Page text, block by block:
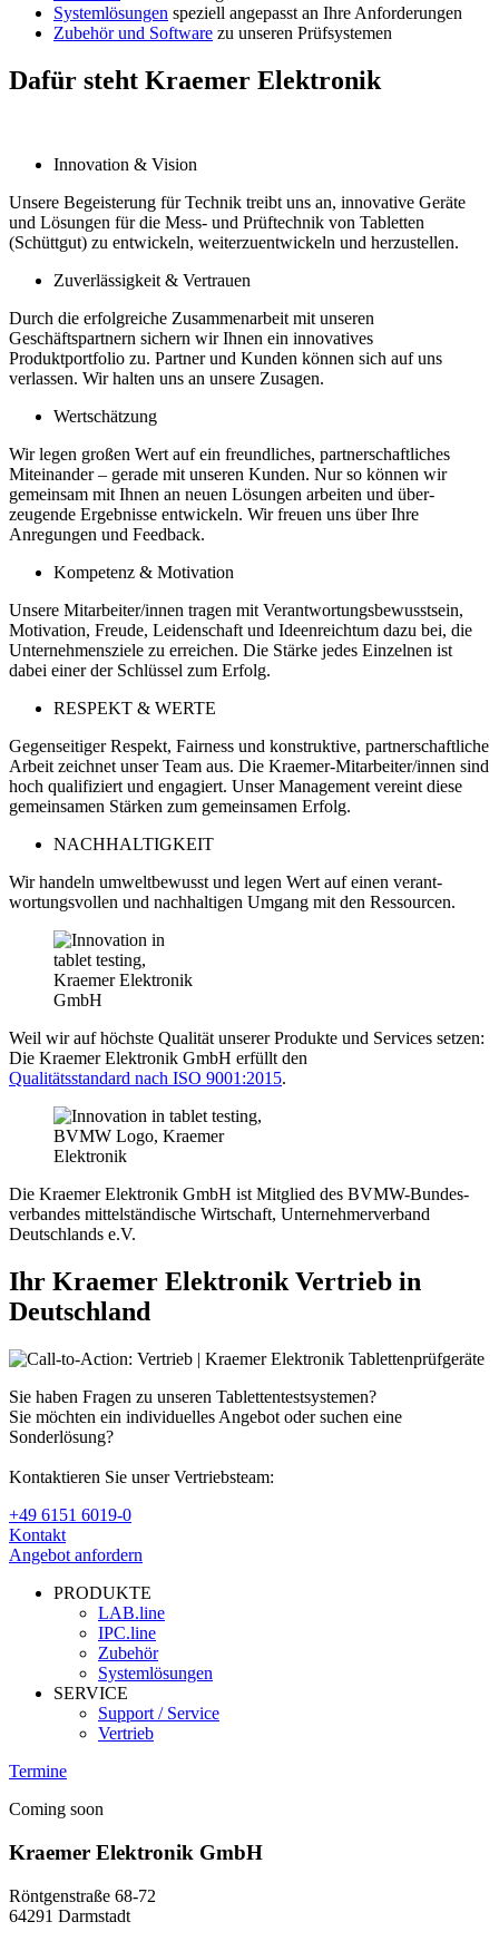
Systemlösungen speziell angepasst an Ihre Anforderungen
Zubehör und Software zu unseren Prüfsystemen
Dafür steht Kraemer Elektronik
Innovation & Vision
Unsere Begeisterung für Technik treibt uns an, innovative Geräte
und Lösungen für die Mess- und Prüf­technik von Tabletten
(Schüttgut) zu entwickeln, weiter­zuentwickeln und herzu­stellen.
Zuverlässigkeit & Vertrauen
Durch die erfolgreiche Zusammenarbeit mit unseren
Geschäftspartnern sichern wir Ihnen ein innovatives
Produktportfolio zu. Partner und Kunden können sich auf uns
verlassen. Wir halten uns an unsere Zusagen.
Wertschätzung
Wir legen großen Wert auf ein freundliches, partnerschaftliches
Miteinander – gerade mit unseren Kunden. Nur so können wir
gemeinsam mit Ihnen an neuen Lösungen arbeiten und über­
zeugende Ergeb­nisse entwickeln. Wir freuen uns über Ihre
Anregungen und Feedback.
Kompetenz & Motivation
Unsere Mitarbeiter/innen tragen mit Verantwortungs­bewusstsein,
Motivation, Freude, Leiden­schaft und Ideen­reichtum dazu bei, die
Unternehmens­ziele zu erreichen. Die Stärke jedes Einzelnen ist
dabei einer der Schlüssel zum Erfolg.
RESPEKT & WERTE
Gegenseitiger Respekt, Fairness und konstruktive, partnerschaft­liche
Arbeit zeichnet unser Team aus. Die Kraemer-Mitarbeiter/innen sind
hoch qualifiziert und engagiert. Unser Manage­ment vereint diese
gemeinsamen Stärken zum gemeinsamen Erfolg.
NACHHALTIGKEIT
Wir handeln umwelt­bewusst und legen Wert auf einen verant­
wortungs­vollen und nach­haltigen Umgang mit den Ressourcen.
Weil wir auf höchste Qualität unserer Produkte und Services setzen:
Die Kraemer Elektronik GmbH erfüllt den
Qualitätsstandard nach ISO 9001:2015.
Die Kraemer Elektronik GmbH ist Mitglied des BVMW-Bundes­
verbandes mittel­ständische Wirt­schaft, Unternehmer­verband
Deutschlands e.V.
Ihr Kraemer Elektronik Vertrieb in
Deutschland
Sie haben Fragen zu unseren Tablettentestsystemen?
Sie möchten ein individuelles Angebot oder suchen eine
Sonderlösung?
Kontaktieren Sie unser Vertriebsteam:
+49 6151 6019-0
Kontakt
Angebot anfordern
PRODUKTE
LAB.line
IPC.line
Zubehör
Systemlösungen
SERVICE
Support / Service
Vertrieb
Termine
Coming soon
Kraemer Elektronik GmbH
Röntgenstraße 68-72
64291 Darmstadt